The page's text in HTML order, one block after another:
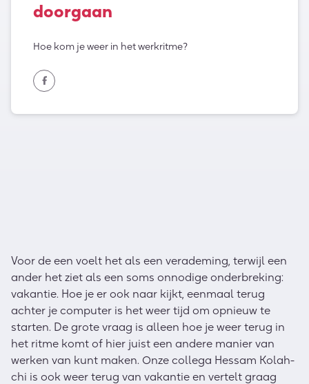
doorgaan
Hoe kom je weer in het werkritme?
Voor de een voelt het als een verademing, terwijl een
ander het ziet als een soms onnodige onderbreking:
vakantie. Hoe je er ook naar kijkt, eenmaal terug
achter je computer is het weer tijd om opnieuw te
starten. De grote vraag is alleen hoe je weer terug in
het ritme komt of hier juist een andere manier van
werken van kunt maken. Onze collega Hessam Kolah-
chi is ook weer terug van vakantie en vertelt graag